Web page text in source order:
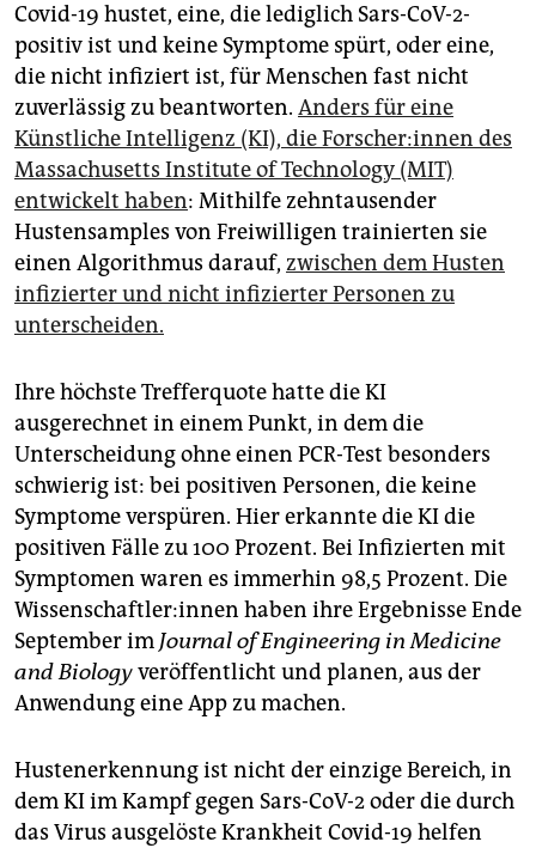
genossenschaft
epaper login
Covid-19 hustet, eine, die lediglich Sars-CoV-2-
positiv ist und keine Symptome spürt, oder eine,
die nicht infiziert ist, für Menschen fast nicht
zuverlässig zu beantworten. Anders für eine
Künstliche Intelligenz (KI), die For­sche­r:in­nen des
Massachusetts Institute of Technology (MIT)
entwickelt haben: Mithilfe zehntausender
Hustensamples von Freiwilligen trainierten sie
einen Algorithmus darauf, zwischen dem Husten
infizierter und nicht infizierter Personen zu
unterscheiden.
Ihre höchste Trefferquote hatte die KI
ausgerechnet in einem Punkt, in dem die
Unterscheidung ohne einen PCR-Test besonders
schwierig ist: bei positiven Personen, die keine
Symp­tome verspüren. Hier erkannte die KI die
positiven Fälle zu 100 Prozent. Bei Infizierten mit
Symptomen waren es immerhin 98,5 Prozent. Die
Wis­sen­schaft­ler:innen haben ihre Ergebnisse Ende
September im Journal of Engineering in Medicine
and Biologyveröffentlicht und planen, aus der
Anwendung eine App zu machen.
Hustenerkennung ist nicht der einzige Bereich, in
dem KI im Kampf gegen Sars-CoV-2 oder die durch
das Virus ausgelöste Krankheit Covid-19 helfen